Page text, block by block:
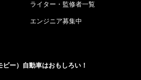
ライター・監修者一覧
エンジニア募集中
ビー）自動車はおもしろい！